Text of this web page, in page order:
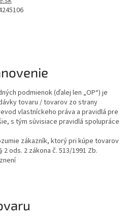
podmienok (ďalej len „OP“) je
tovaru / tovarov zo strany
vlastníckeho práva a pravidlá pre
s tým súvisiace pravidlá spolupráce
zákazník, ktorý pri kúpe tovarov
ods. 2 zákona č. 513/1991 Zb.